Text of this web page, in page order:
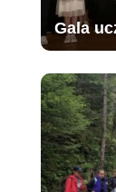
Gala